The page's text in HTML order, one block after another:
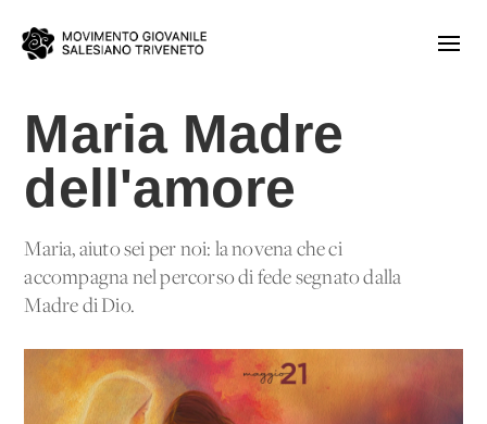
Maria Madre
dell'amore
Maria, aiuto sei per noi: la novena che ci
accompagna nel percorso di fede segnato dalla
Madre di Dio.